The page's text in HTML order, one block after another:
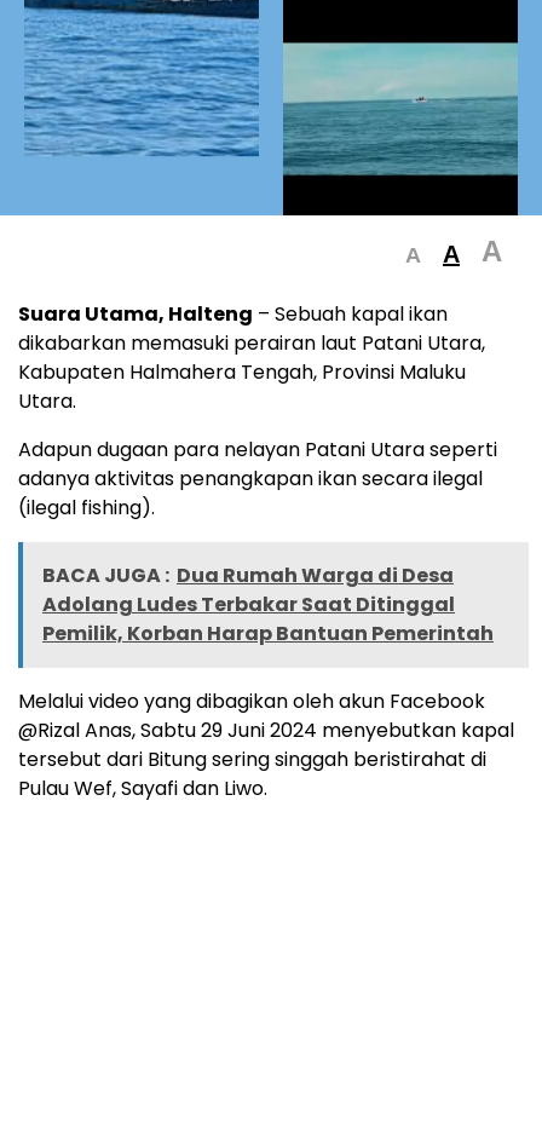
A A A
Suara Utama, Halteng – Sebuah kapal ikan
dikabarkan memasuki perairan laut Patani Utara,
Kabupaten Halmahera Tengah, Provinsi Maluku
Utara.
Adapun dugaan para nelayan Patani Utara seperti
adanya aktivitas penangkapan ikan secara ilegal
(ilegal fishing).
BACA JUGA : Dua Rumah Warga di Desa
Adolang Ludes Terbakar Saat Ditinggal
Pemilik, Korban Harap Bantuan Pemerintah
Melalui video yang dibagikan oleh akun Facebook
@Rizal Anas, Sabtu 29 Juni 2024 menyebutkan kapal
tersebut dari Bitung sering singgah beristirahat di
Pulau Wef, Sayafi dan Liwo.